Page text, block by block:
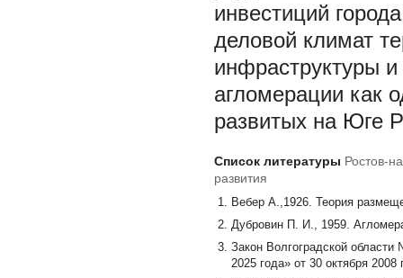
инвестиций
деловой климат
инфраструктуры и
агломерации как
развитых на Юге
Список литературы Ростов-
развития
Вебер А.,1926. Теория
Дубровин П. И., 1959.
Закон Волгоградской
2025 года» от 30 октября